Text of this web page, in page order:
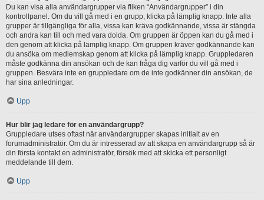
Du kan visa alla användargrupper via fliken “Användargrupper” i din
kontrollpanel. Om du vill gå med i en grupp, klicka på lämplig knapp. Inte alla
grupper är tillgängliga för alla, vissa kan kräva godkännande, vissa är stängda
och andra kan till och med vara dolda. Om gruppen är öppen kan du gå med i
den genom att klicka på lämplig knapp. Om gruppen kräver godkännande kan
du ansöka om medlemskap genom att klicka på lämplig knapp. Gruppledaren
måste godkänna din ansökan och de kan fråga dig varför du vill gå med i
gruppen. Besvära inte en gruppledare om de inte godkänner din ansökan, de
har sina anledningar.
Upp
Hur blir jag ledare för en användargrupp?
Gruppledare utses oftast när användargrupper skapas initialt av en
forumadministratör. Om du är intresserad av att skapa en användargrupp så är
din första kontakt en administratör, försök med att skicka ett personligt
meddelande till dem.
Upp